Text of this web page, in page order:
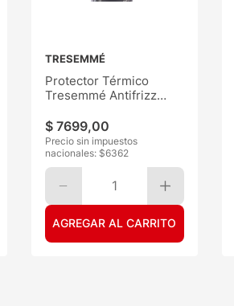
TRESEMMÉ
Protector Térmico
Tresemmé Antifrizz
$ 7699,00
Precio sin impuestos
nacionales: $6362
1
AGREGAR AL CARRITO